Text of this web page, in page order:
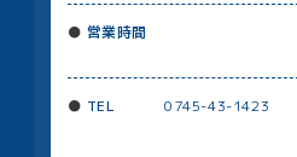
営業時間
TEL 0745-43-1423